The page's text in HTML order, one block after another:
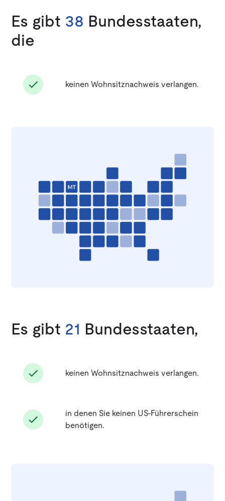
Es gibt 38 Bundesstaaten,
die
keinen Wohnsitznachweis verlangen.
Es gibt 21 Bundesstaaten,
keinen Wohnsitznachweis verlangen.
in denen Sie keinen US-Führerschein
benötigen.